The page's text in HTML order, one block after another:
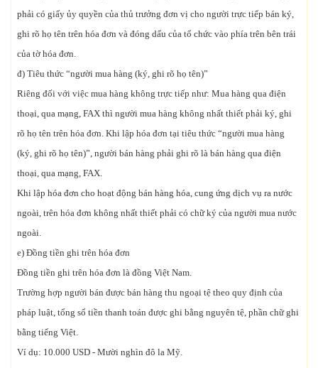
phải có giấy ủy quyền của thủ trưởng đơn vị cho người trực tiếp bán ký,
ghi rõ họ tên trên hóa đơn và đóng dấu của tổ chức vào phía trên bên trái
của tờ hóa đơn.
đ) Tiêu thức “người mua hàng (ký, ghi rõ họ tên)”
Riêng đối với việc mua hàng không trực tiếp như: Mua hàng qua điện
thoại, qua mạng, FAX thì người mua hàng không nhất thiết phải ký, ghi
rõ họ tên trên hóa đơn. Khi lập hóa đơn tại tiêu thức “người mua hàng
(ký, ghi rõ họ tên)”, người bán hàng phải ghi rõ là bán hàng qua điện
thoại, qua mạng, FAX.
Khi lập hóa đơn cho hoạt động bán hàng hóa, cung ứng dịch vụ ra nước
ngoài, trên hóa đơn không nhất thiết phải có chữ ký của người mua nước
ngoài.
e) Đồng tiền ghi trên hóa đơn
Đồng tiền ghi trên hóa đơn là đồng Việt Nam.
Trường hợp người bán được bán hàng thu ngoại tệ theo quy định của
pháp luật, tổng số tiền thanh toán được ghi bằng nguyên tệ, phần chữ ghi
bằng tiếng Việt.
Ví dụ: 10.000 USD - Mười nghìn đô la Mỹ.